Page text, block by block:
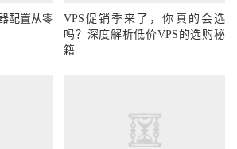
配置从零
VPS促销季来了，你真的会选
吗？深度解析低价VPS的选购秘
籍